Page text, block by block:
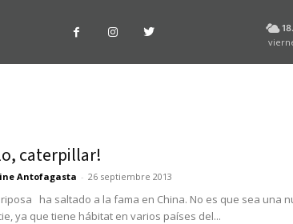
caterpillar!
Antofagasta - 26 septiembre 2013
ha saltado a la fama en China. No es que sea una
ya que tiene hábitat en varios países del...